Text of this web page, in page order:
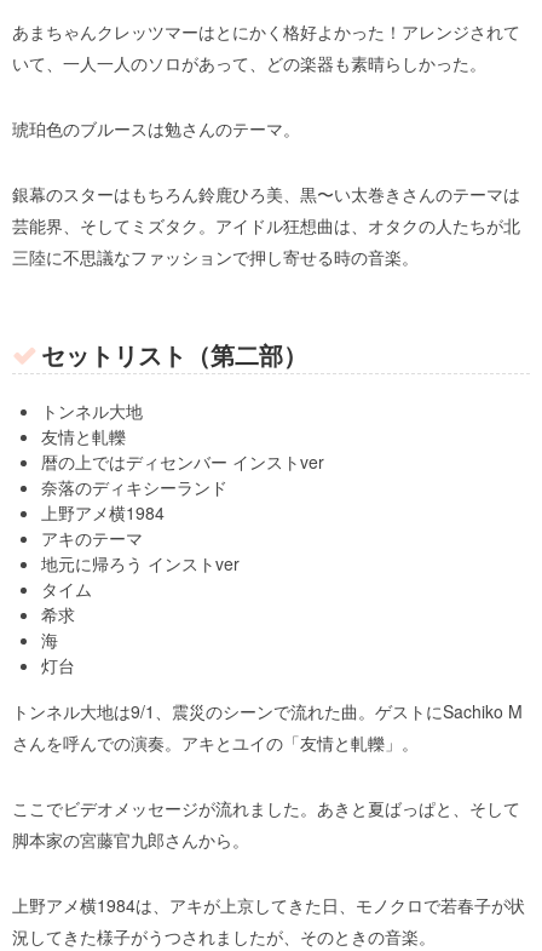
あまちゃんクレッツマーはとにかく格好よかった！アレンジされて
いて、一人一人のソロがあって、どの楽器も素晴らしかった。
琥珀色のブルースは勉さんのテーマ。
銀幕のスターはもちろん鈴鹿ひろ美、黒〜い太巻きさんのテーマは
芸能界、そしてミズタク。アイドル狂想曲は、オタクの人たちが北
三陸に不思議なファッションで押し寄せる時の音楽。
セットリスト（第二部）
トンネル大地
友情と軋轢
暦の上ではディセンバー インストver
奈落のディキシーランド
上野アメ横1984
アキのテーマ
地元に帰ろう インストver
タイム
希求
海
灯台
トンネル大地は9/1、震災のシーンで流れた曲。ゲストにSachiko M
さんを呼んでの演奏。アキとユイの「友情と軋轢」。
ここでビデオメッセージが流れました。あきと夏ばっぱと、そして
脚本家の宮藤官九郎さんから。
上野アメ横1984は、アキが上京してきた日、モノクロで若春子が状
況してきた様子がうつされましたが、そのときの音楽。